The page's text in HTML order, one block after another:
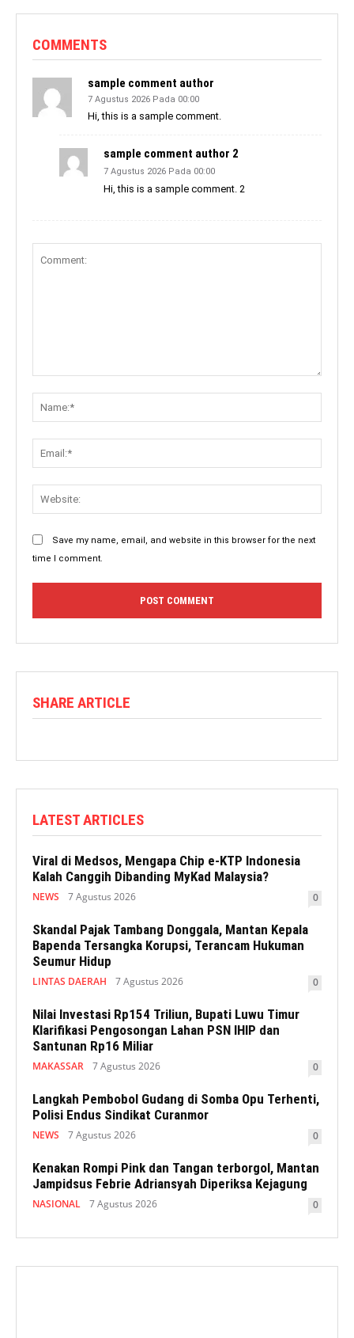
COMMENTS
sample comment author
7 Agustus 2026 Pada 00:00
Hi, this is a sample comment.
sample comment author 2
7 Agustus 2026 Pada 00:00
Hi, this is a sample comment. 2
Save my name, email, and website in this browser for the next
time I comment.
SHARE ARTICLE
LATEST ARTICLES
Viral di Medsos, Mengapa Chip e-KTP Indonesia
Kalah Canggih Dibanding MyKad Malaysia?
NEWS 7 Agustus 2026 0
Skandal Pajak Tambang Donggala, Mantan Kepala
Bapenda Tersangka Korupsi, Terancam Hukuman
Seumur Hidup
LINTAS DAERAH 7 Agustus 2026 0
Nilai Investasi Rp154 Triliun, Bupati Luwu Timur
Klarifikasi Pengosongan Lahan PSN IHIP dan
Santunan Rp16 Miliar
MAKASSAR 7 Agustus 2026 0
Langkah Pembobol Gudang di Somba Opu Terhenti,
Polisi Endus Sindikat Curanmor
NEWS 7 Agustus 2026 0
Kenakan Rompi Pink dan Tangan terborgol, Mantan
Jampidsus Febrie Adriansyah Diperiksa Kejagung
NASIONAL 7 Agustus 2026 0